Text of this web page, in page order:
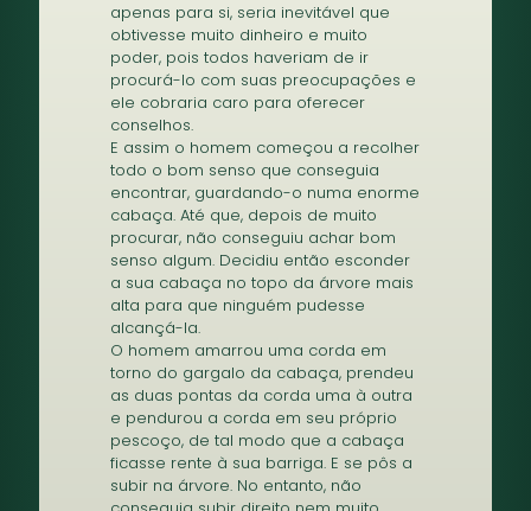
apenas para si, seria inevitável que
obtivesse muito dinheiro e muito
poder, pois todos haveriam de ir
procurá-lo com suas preocupações e
ele cobraria caro para oferecer
conselhos.
E assim o homem começou a recolher
todo o bom senso que conseguia
encontrar, guardando-o numa enorme
cabaça. Até que, depois de muito
procurar, não conseguiu achar bom
senso algum. Decidiu então esconder
a sua cabaça no topo da árvore mais
alta para que ninguém pudesse
alcançá-la.
O homem amarrou uma corda em
torno do gargalo da cabaça, prendeu
as duas pontas da corda uma à outra
e pendurou a corda em seu próprio
pescoço, de tal modo que a cabaça
ficasse rente à sua barriga. E se pôs a
subir na árvore. No entanto, não